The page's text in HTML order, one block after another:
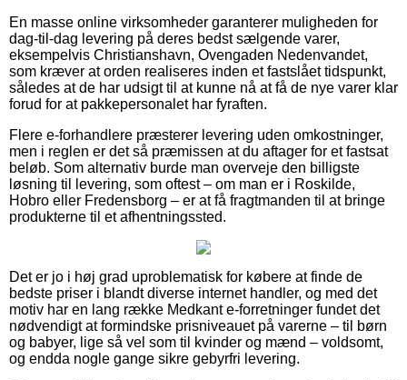
En masse online virksomheder garanterer muligheden for
dag-til-dag levering på deres bedst sælgende varer,
eksempelvis Christianshavn, Ovengaden Nedenvandet,
som kræver at orden realiseres inden et fastslået tidspunkt,
således at de har udsigt til at kunne nå at få de nye varer klar
forud for at pakkepersonalet har fyraften.
Flere e-forhandlere præsterer levering uden omkostninger,
men i reglen er det så præmissen at du aftager for et fastsat
beløb. Som alternativ burde man overveje den billigste
løsning til levering, som oftest – om man er i Roskilde,
Hobro eller Fredensborg – er at få fragtmanden til at bringe
produkterne til et afhentningssted.
Det er jo i høj grad uproblematisk for købere at finde de
bedste priser i blandt diverse internet handler, og med det
motiv har en lang række Medkant e-forretninger fundet det
nødvendigt at formindske prisniveauet på varerne – til børn
og babyer, lige så vel som til kvinder og mænd – voldsomt,
og endda nogle gange sikre gebyrfri levering.